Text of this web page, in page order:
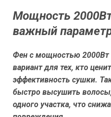
Мощность
важный
Фен с мощностью
вариант для тех, кто
эффективность сушки.
быстро высушить
одного участка, что